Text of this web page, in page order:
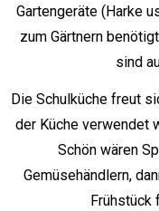
Gartengeräte (Harke
zum Gärtnern
sind
Die Schulküche freut
der Küche verwendet
Schön wären
Gemüsehändlern,
Frühstück